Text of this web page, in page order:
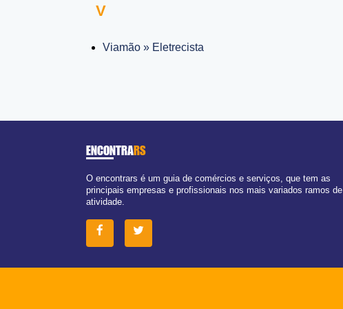
V
Viamão » Eletrecista
ENCONTRARS
O encontrars é um guia de comércios e serviços, que tem as
principais empresas e profissionais nos mais variados ramos de
atividade.